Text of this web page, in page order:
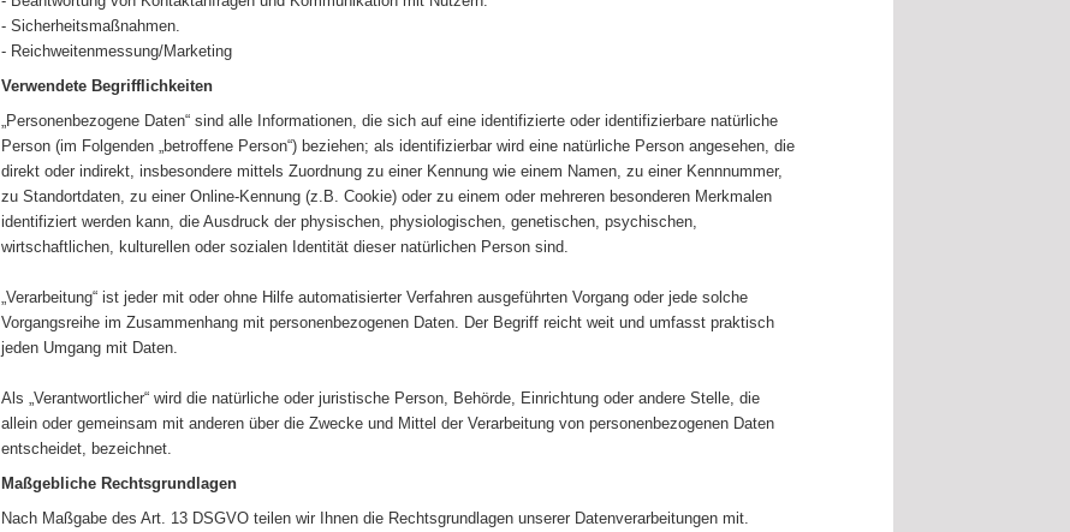
- Sicherheitsmaßnahmen.
- Reichweitenmessung/Marketing
Verwendete Begrifflichkeiten
„Personenbezogene Daten“ sind alle Informationen, die sich auf eine identifizierte oder identifizierbare natürliche
Person (im Folgenden „betroffene Person“) beziehen; als identifizierbar wird eine natürliche Person angesehen, die
direkt oder indirekt, insbesondere mittels Zuordnung zu einer Kennung wie einem Namen, zu einer Kennnummer,
zu Standortdaten, zu einer Online-Kennung (z.B. Cookie) oder zu einem oder mehreren besonderen Merkmalen
identifiziert werden kann, die Ausdruck der physischen, physiologischen, genetischen, psychischen,
wirtschaftlichen, kulturellen oder sozialen Identität dieser natürlichen Person sind.
„Verarbeitung“ ist jeder mit oder ohne Hilfe automatisierter Verfahren ausgeführten Vorgang oder jede solche
Vorgangsreihe im Zusammenhang mit personenbezogenen Daten. Der Begriff reicht weit und umfasst praktisch
jeden Umgang mit Daten.
Als „Verantwortlicher“ wird die natürliche oder juristische Person, Behörde, Einrichtung oder andere Stelle, die
allein oder gemeinsam mit anderen über die Zwecke und Mittel der Verarbeitung von personenbezogenen Daten
entscheidet, bezeichnet.
Maßgebliche Rechtsgrundlagen
Nach Maßgabe des Art. 13 DSGVO teilen wir Ihnen die Rechtsgrundlagen unserer Datenverarbeitungen mit.